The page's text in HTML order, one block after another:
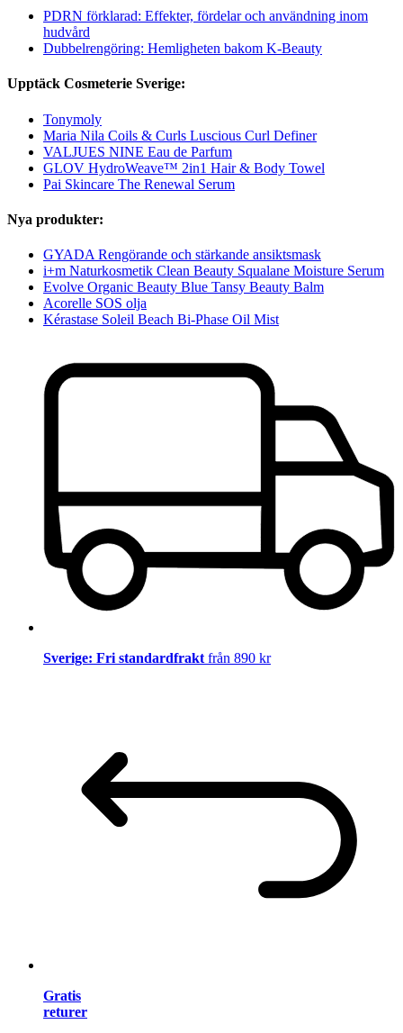
PDRN förklarad: Effekter, fördelar och användning inom
hudvård
Dubbelrengöring: Hemligheten bakom K-Beauty
Upptäck Cosmeterie Sverige:
Tonymoly
Maria Nila Coils & Curls Luscious Curl Definer
VALJUES NINE Eau de Parfum
GLOV HydroWeave™ 2in1 Hair & Body Towel
Pai Skincare The Renewal Serum
Nya produkter:
GYADA Rengörande och stärkande ansiktsmask
i+m Naturkosmetik Clean Beauty Squalane Moisture Serum
Evolve Organic Beauty Blue Tansy Beauty Balm
Acorelle SOS olja
Kérastase Soleil Beach Bi-Phase Oil Mist
Sverige: Fri standardfrakt från 890 kr
Gratis
returer